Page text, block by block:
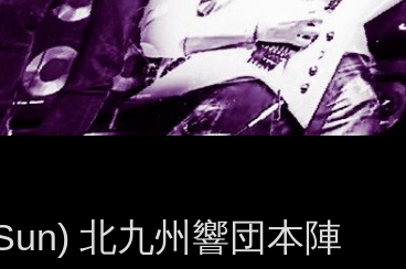
北九州響団本陣